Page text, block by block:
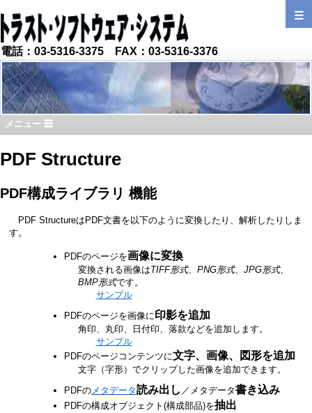
電話：03-5316-3375 FAX：03-5316-3376
メニュー ☰
☰
PDF Structure
PDF構成ライブラリ 機能
PDF StructureはPDF文書を以下のように変換したり、解析したりしま
す。
PDFのページを画像に変換
変換される画像はTIFF形式、PNG形式、JPG形式、
BMP形式です。
サンプル
PDFのページを画像に印影を追加
角印、丸印、日付印、落款などを追加します。
サンプル
PDFのページコンテンツに文字、画像、図形を追加
文字（字形）でクリップした画像を追加できます。
PDFのメタデータ読み出し ／メタデータ書き込み
PDFの構成オブジェクト(構成部品)を抽出